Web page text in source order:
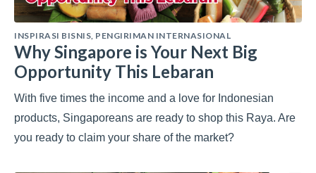
INSPIRASI BISNIS, PENGIRIMAN INTERNASIONAL
Why Singapore is Your Next Big
Opportunity This Lebaran
With five times the income and a love for Indonesian
products, Singaporeans are ready to shop this Raya. Are
you ready to claim your share of the market?